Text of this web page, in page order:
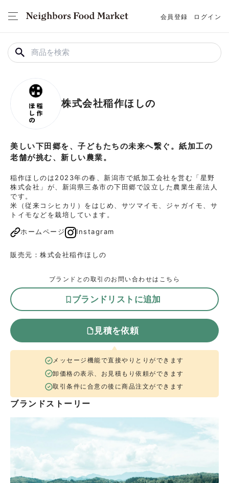
会員登録 ログイン
株式会社稲作ほしの
美しい下田郷を、子どもたちの未来へ繋ぐ。紙加工の
老舗が挑む、新しい農業。
稲作ほしのは2023年の春、新潟市で紙加工会社を営む「星野
株式会社」が、新潟県三条市の下田郷で設立した農業生産法人
です。
米（従来コシヒカリ）をはじめ、サツマイモ、ジャガイモ、サ
トイモなどを栽培しています。
ホームページ Instagram
販売元： 株式会社稲作ほしの
ブランドとの取引のお問い合わせはこちら
ブランドリストに追加
見積を依頼
メッセージ機能で直接やりとりができます
卸価格の表示、お見積もり依頼ができます
取引条件に合意の後に商品注文ができます
ブランドストーリー